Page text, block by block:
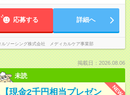
応募する 詳細へ
ルソーシング株式会社 メディカルケア事業部
掲載日：2026.08.06
未読
NEW
現金2千円相当プレゼン